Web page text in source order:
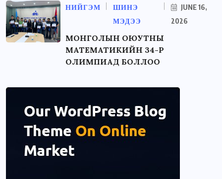
НИЙГЭМ
ШИНЭ
МЭДЭЭ
JUNE 16,
2026
МОНГОЛЫН ОЮУТНЫ
МАТЕМАТИКИЙН 34-Р
ОЛИМПИАД БОЛЛОО